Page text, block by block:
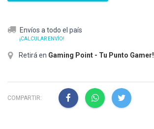
Envíos a todo el país
¡CALCULAR ENVÍO!
Retirá en Gaming Point - Tu Punto Gamer!
COMPARTIR: